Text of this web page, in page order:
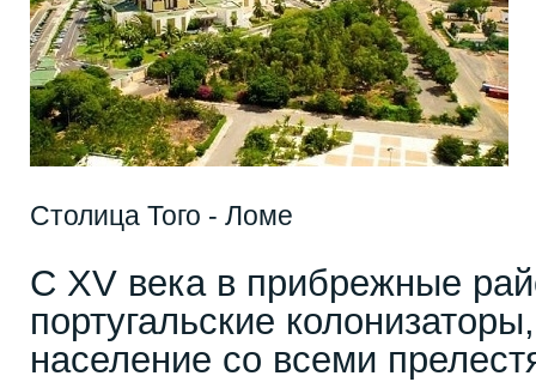
Столица Того - Ломе
С XV века в прибрежные
португальские
население со всеми